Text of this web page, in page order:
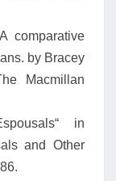
comparative
by Bracey
Macmillan
in
and Other